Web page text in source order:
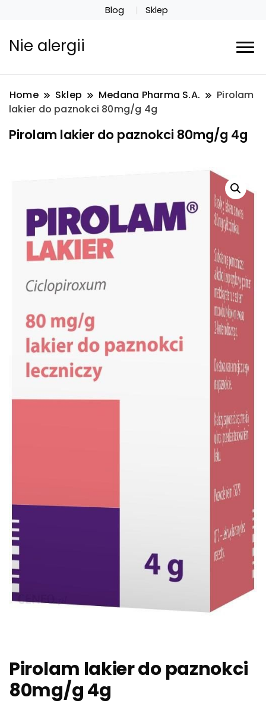
Blog Sklep
Nie alergii
Home Sklep Medana Pharma S.A.
Pirolam
lakier do paznokci 80mg/g 4g
Pirolam lakier do paznokci 80mg/g 4g
Pirolam lakier do paznokci
80mg/g 4g